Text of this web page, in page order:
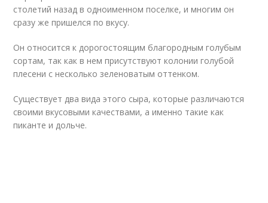
столетий назад в одноименном поселке, и многим он
сразу же пришелся по вкусу.
Он относится к дорогостоящим благородным голубым
сортам, так как в нем присутствуют колонии голубой
плесени с несколько зеленоватым оттенком.
Существует два вида этого сыра, которые различаются
своими вкусовыми качествами, а именно такие как
пиканте и дольче.